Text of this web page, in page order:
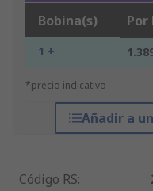
Bobina(s) Por
1 +
*precio indicativo
Añadir a
Código RS: